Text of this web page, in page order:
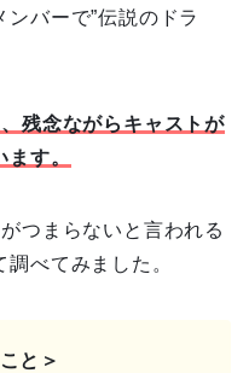
バーで”伝説のドラ
残念ながらキャストが
す。
つまらないと言われる
べてみました。
と＞